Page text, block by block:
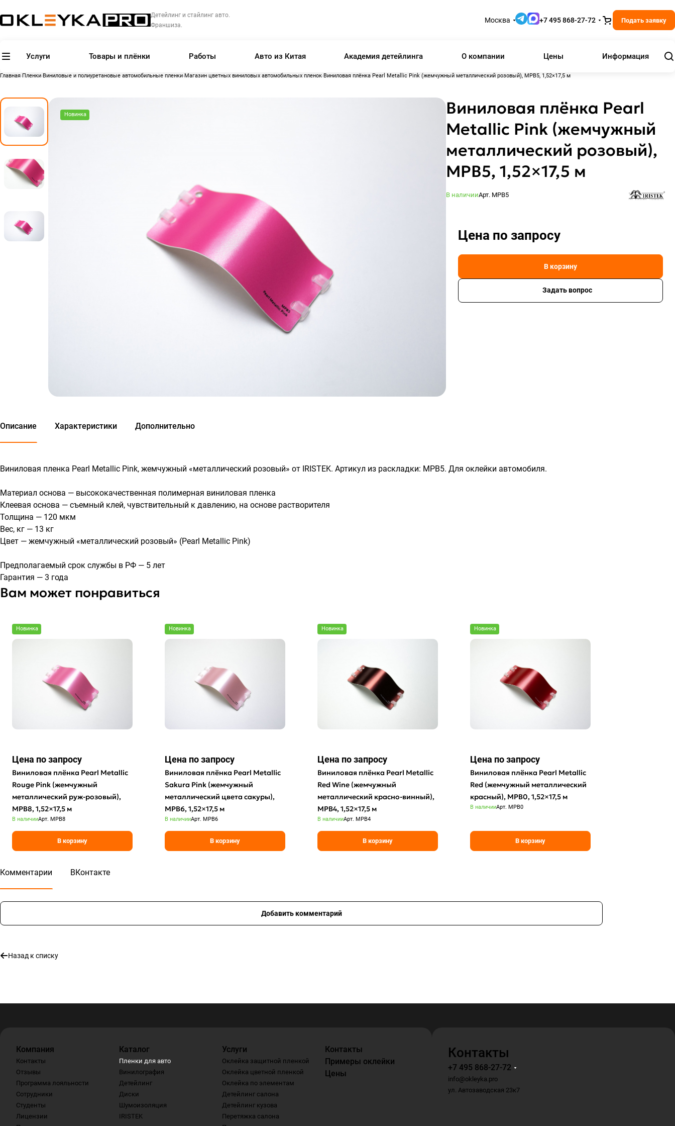
Детейлинг и стайлинг авто.
Франшиза.
Москва +7 495 868-27-72 Подать заявку
Услуги Товары и плёнки Работы Авто из Китая Академия детейлинга О компании Цены Информация
Главная Пленки Виниловые и полиуретановые автомобильные пленки Магазин цветных виниловых автомобильных пленок Виниловая плёнка Pearl Metallic Pink (жемчужный металлический розовый), MPB5, 1,52×17,5 м
Новинка
Виниловая плёнка Pearl
Metallic Pink (жемчужный
металлический розовый),
MPB5, 1,52×17,5 м
В наличииАрт. MPB5
Цена по запросу
В корзину
Задать вопрос
Описание Характеристики Дополнительно
Виниловая пленка Pearl Metallic Pink, жемчужный «металлический розовый» от IRISTEK. Артикул из раскладки: MPB5. Для оклейки автомобиля.
Материал основа — высококачественная полимерная виниловая пленка
Клеевая основа — съемный клей, чувствительный к давлению, на основе растворителя
Толщина — 120 мкм
Вес, кг — 13 кг
Цвет — жемчужный «металлический розовый» (Pearl Metallic Pink)
Предполагаемый срок службы в РФ — 5 лет
Гарантия — 3 года
Вам может понравиться
Новинка
Цена по запросу
Виниловая плёнка Pearl Metallic
Rouge Pink (жемчужный
металлический руж-розовый),
MPB8, 1,52×17,5 м
В наличииАрт. MPB8
В корзину
Новинка
Цена по запросу
Виниловая плёнка Pearl Metallic
Sakura Pink (жемчужный
металлический цвета сакуры),
MPB6, 1,52×17,5 м
В наличииАрт. MPB6
В корзину
Новинка
Цена по запросу
Виниловая плёнка Pearl Metallic
Red Wine (жемчужный
металлический красно-винный),
MPB4, 1,52×17,5 м
В наличииАрт. MPB4
В корзину
Новинка
Цена по запросу
Виниловая плёнка Pearl Metallic
Red (жемчужный металлический
красный), MPB0, 1,52×17,5 м
В наличииАрт. MPB0
В корзину
Комментарии ВКонтакте
Добавить комментарий
Назад к списку
Компания
Контакты
Отзывы
Программа лояльности
Сотрудники
Студенты
Лицензии
Каталог
Пленки для авто
Винилография
Детейлинг
Диски
Шумоизоляция
IRISTEK
Услуги
Оклейка защитной пленкой
Оклейка цветной пленкой
Оклейка по элементам
Детейлинг салона
Детейлинг кузова
Перетяжка салона
Контакты
Примеры оклейки
Цены
Контакты
+7 495 868-27-72
info@okleyka.pro
ул. Автозаводская 23к7